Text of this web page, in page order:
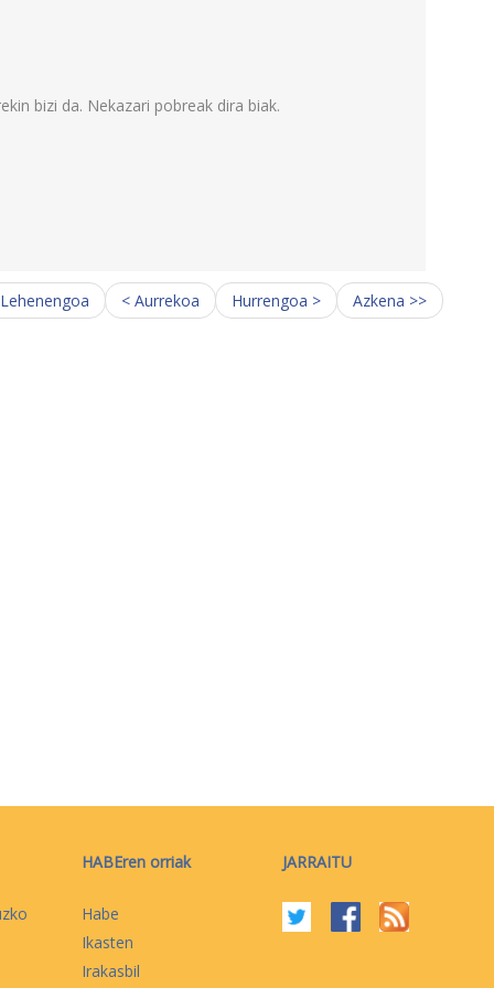
bizi da. Nekazari pobreak dira biak.
< Aurrekoa Hurrengoa > Azkena >>
HABEren orriak
Habe
Ikasten
Irakasbil
JARRAITU